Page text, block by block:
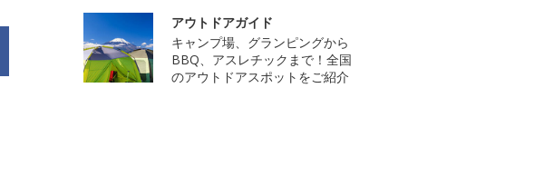
アウトドアガイド
キャンプ場、グランピングから
BBQ、アスレチックまで！全国
のアウトドアスポットをご紹介